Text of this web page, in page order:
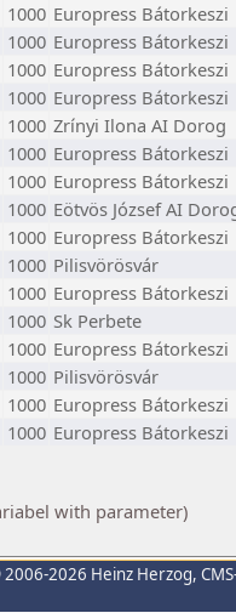
1000 Europress Bátorkeszi
1000 Europress Bátorkeszi
1000 Europress Bátorkeszi
1000 Europress Bátorkeszi
1000 Zrínyi Ilona AI Dorog
1000 Europress Bátorkeszi
1000 Europress Bátorkeszi
1000 Eötvös József AI
1000 Europress Bátorkeszi
1000 Pilisvörösvár
1000 Europress Bátorkeszi
1000 Sk Perbete
1000 Europress Bátorkeszi
1000 Pilisvörösvár
1000 Europress Bátorkeszi
1000 Europress Bátorkeszi
with parameter)
2026 Heinz Herzog,